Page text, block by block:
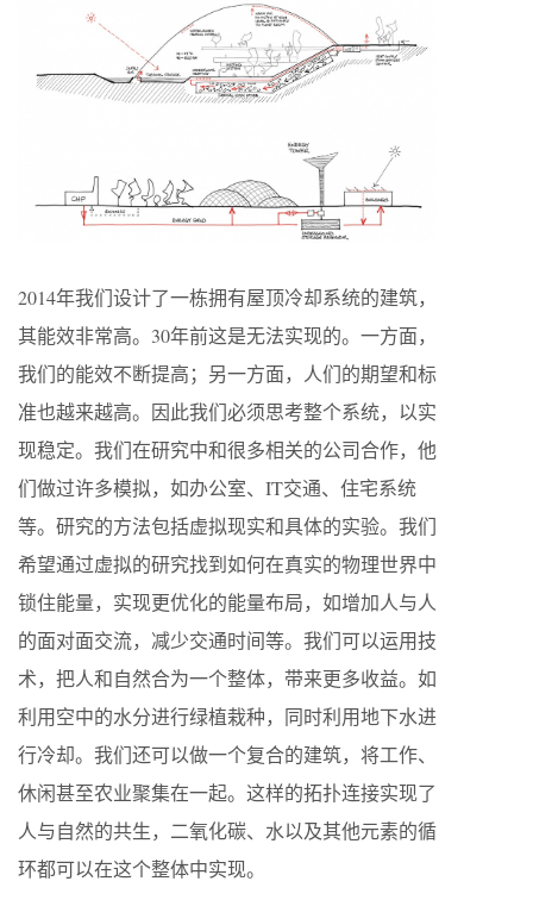
2014年我们设计了一栋拥有屋顶冷却系统的建筑，
其能效非常高。30年前这是无法实现的。一方面，
我们的能效不断提高；另一方面，人们的期望和标
准也越来越高。因此我们必须思考整个系统，以实
现稳定。我们在研究中和很多相关的公司合作，他
们做过许多模拟，如办公室、IT交通、住宅系统
等。研究的方法包括虚拟现实和具体的实验。我们
希望通过虚拟的研究找到如何在真实的物理世界中
锁住能量，实现更优化的能量布局，如增加人与人
的面对面交流，减少交通时间等。我们可以运用技
术，把人和自然合为一个整体，带来更多收益。如
利用空中的水分进行绿植栽种，同时利用地下水进
行冷却。我们还可以做一个复合的建筑，将工作、
休闲甚至农业聚集在一起。这样的拓扑连接实现了
人与自然的共生，二氧化碳、水以及其他元素的循
环都可以在这个整体中实现。